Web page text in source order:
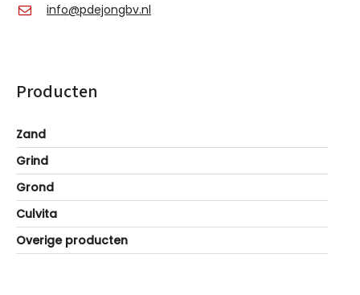
info@pdejongbv.nl
Producten
Zand
Grind
Grond
Culvita
Overige producten